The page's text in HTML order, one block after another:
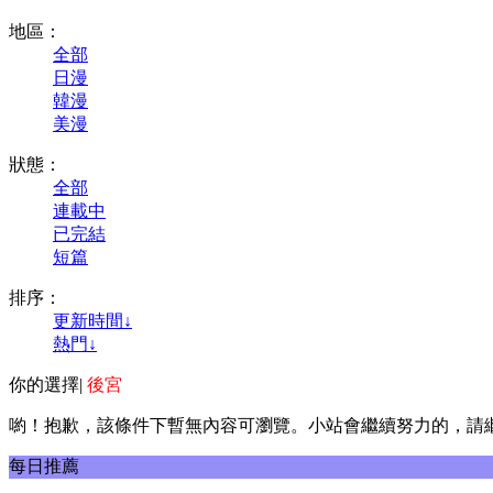
地區：
全部
日漫
韓漫
美漫
狀態：
全部
連載中
已完結
短篇
排序：
更新時間↓
熱門↓
你的選擇| 後宮
喲！抱歉，該條件下暫無內容可瀏覽。小站會繼續努力的，請
每日推薦